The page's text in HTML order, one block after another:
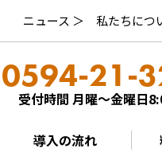
ニュース ＞ 私たちにつ
0594-21-
受付時間 月曜～金曜日
導入の流れ